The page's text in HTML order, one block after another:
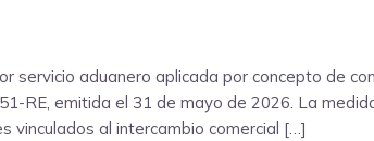
servicio aduanero aplicada por concepto de
RE, emitida el 31 de mayo de 2026. La
vinculados al intercambio comercial […]